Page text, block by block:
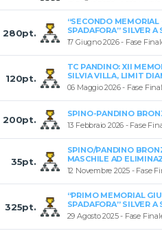
280pt.
“SECONDO MEMORIAL
SPADAFORA” SILVER A
17 Giugno 2026 - Fase
120pt.
TC PANDINO: XII
SILVIA VILLA, LIMIT
06 Maggio 2026 - Fase
200pt.
SPINO-PANDINO
13 Febbraio 2026 - Fase
35pt.
SPINO/PANDINO
MASCHILE AD
12 Novembre 2025 - Fase
325pt.
“PRIMO MEMORIAL
SPADAFORA” SILVER A
29 Agosto 2025 - Fase